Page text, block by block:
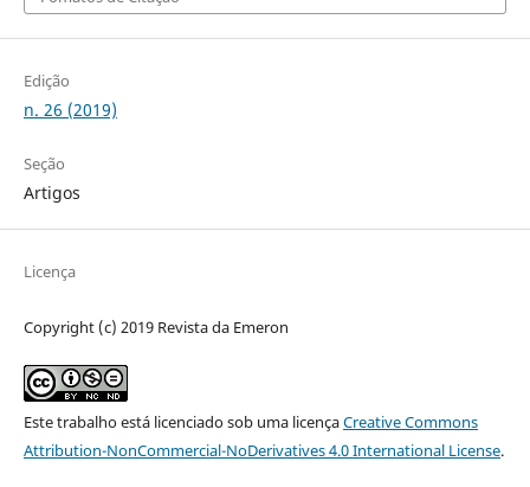
Edição
n. 26 (2019)
Seção
Artigos
Licença
Copyright (c) 2019 Revista da Emeron
Este trabalho está licenciado sob uma licençaCreative Commons
Attribution-NonCommercial-NoDerivatives 4.0 International License.